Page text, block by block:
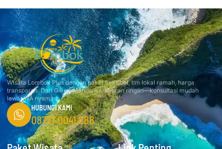
Wisata Lombok Plus dengan paket fleksibel, tim lokal ramah, harga
transparan. Dari Gili ke Mandalika, liburan ringan—konsultasi mudah
lewat WA nyaman.
HUBUNGI KAMI
08777 0041 888